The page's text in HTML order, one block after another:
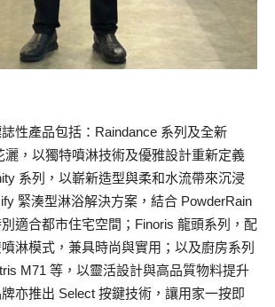
性產品包括：Raindance 系列及全新
灑，以獨特噴淋技術及優雅設計重新定義
系列，以嶄新造型與柔和水流帶來沉浸
緊湊型淋浴解決方案，結合 PowderRain
適合都市住宅空間；Finoris 龍頭系列，配
淋模式，兼具時尚與實用；以及廚房系列
M71 等，以靈活設計與高品質物料提升
亦推出 Select 按鍵技術，讓用家一按即